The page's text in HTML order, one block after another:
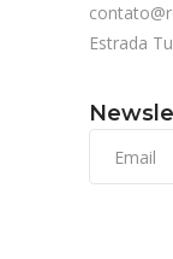
Estrada